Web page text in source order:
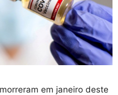
em janeiro deste